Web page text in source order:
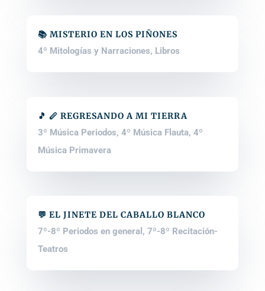
📚 MISTERIO EN LOS PIÑONES
4º Mitologías y Narraciones, Libros
🎵 🪈 REGRESANDO A MI TIERRA
3º Música Periodos, 4º Música Flauta, 4º
Música Primavera
💬 EL JINETE DEL CABALLO BLANCO
7º-8º Periodos en general , 7º-8º Recitación-
Teatros